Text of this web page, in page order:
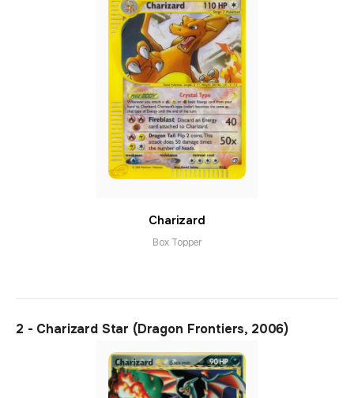
Charizard
Box Topper
2 - Charizard Star (Dragon Frontiers, 2006)